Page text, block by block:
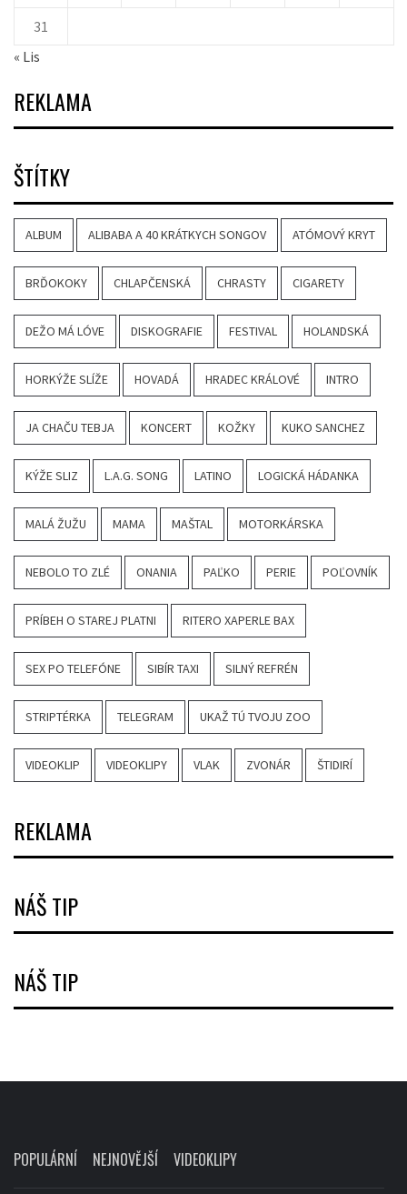
31
« Lis
REKLAMA
ŠTÍTKY
ALBUM ALIBABA A 40 KRÁTKYCH SONGOV ATÓMOVÝ KRYT
BRĎOKOKY CHLAPČENSKÁ CHRASTY CIGARETY
DEŽO MÁ LÓVE DISKOGRAFIE FESTIVAL HOLANDSKÁ
HORKÝŽE SLÍŽE HOVADÁ HRADEC KRÁLOVÉ INTRO
JA CHAČU TEBJA KONCERT KOŽKY KUKO SANCHEZ
KÝŽE SLIZ L.A.G. SONG LATINO LOGICKÁ HÁDANKA
MALÁ ŽUŽU MAMA MAŠTAL MOTORKÁRSKA
NEBOLO TO ZLÉ ONANIA PAĽKO PERIE POĽOVNÍK
PRÍBEH O STAREJ PLATNI RITERO XAPERLE BAX
SEX PO TELEFÓNE SIBÍR TAXI SILNÝ REFRÉN
STRIPTÉRKA TELEGRAM UKAŽ TÚ TVOJU ZOO
VIDEOKLIP VIDEOKLIPY VLAK ZVONÁR ŠTIDIRÍ
REKLAMA
NÁŠ TIP
NÁŠ TIP
POPULÁRNÍ NEJNOVĚJŠÍ VIDEOKLIPY